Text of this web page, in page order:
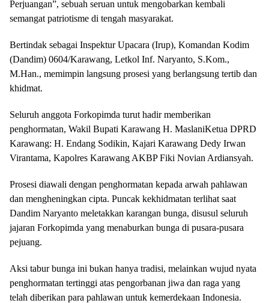
Perjuangan”, sebuah seruan untuk mengobarkan kembali
semangat patriotisme di tengah masyarakat.
Bertindak sebagai Inspektur Upacara (Irup), Komandan Kodim
(Dandim) 0604/Karawang, Letkol Inf. Naryanto, S.Kom.,
M.Han., memimpin langsung prosesi yang berlangsung tertib dan
khidmat.
Seluruh anggota Forkopimda turut hadir memberikan
penghormatan, Wakil Bupati Karawang H. MaslaniKetua DPRD
Karawang: H. Endang Sodikin, Kajari Karawang Dedy Irwan
Virantama, Kapolres Karawang AKBP Fiki Novian Ardiansyah.
Prosesi diawali dengan penghormatan kepada arwah pahlawan
dan mengheningkan cipta. Puncak kekhidmatan terlihat saat
Dandim Naryanto meletakkan karangan bunga, disusul seluruh
jajaran Forkopimda yang menaburkan bunga di pusara-pusara
pejuang.
Aksi tabur bunga ini bukan hanya tradisi, melainkan wujud nyata
penghormatan tertinggi atas pengorbanan jiwa dan raga yang
telah diberikan para pahlawan untuk kemerdekaan Indonesia.